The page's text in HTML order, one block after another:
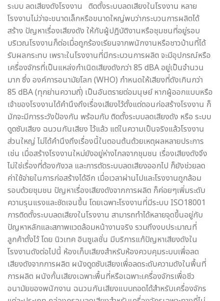
ระบบ ลดเสียงดังโรงงาน ติดตั้งระบบลดเสียงในโรงงาน หลาย
โรงงานไม่ว่าจะขนาดเล็กหรือขนาดใหญ่พบว่ากระบวนการผลิตได้
สร้าง ปัญหาเรื่องเสียงดัง ให้กับผู้ปฏิบัติงานหรือชุมชนที่อยู่รอบ
บริเวณโรงงานก็ต่อเมื่อถูกร้องเรียนจากพนักงานหรือชาวบ้านที่ได้
รับผลกระทบ เพราะในโรงงานที่มีกระบวนการผลิต จะมีอุปกรณ์หรือ
เครื่องจักรที่เป็นแหล่งกำเนิดเสียงดังกว่า 85 dBA อยู่เป็นจำนวน
มาก ซึ่ง องค์การอนามัยโลก (WHO) กำหนดให้เสียงที่ดังเกินกว่า
85 dBA (ทุกย่านความถี่) เป็นอันตรายต่อมนุษย์ หากผู้ออกแบบหรือ
เจ้าของโรงงานได้คำนึงถึงเรื่องเสียงไว้ตั้งแต่ตอนก่อสร้างโรงงาน ก็
มักจะมีการระวังป้องกัน พร้อมกับ ติดตั้งระบบลดเสียงดัง หรือ ระบบ
ดูดซับเสียง ฉนวนกันเสียง ไว้แล้ว แต่ในความเป็นจริงแล้วโรงงาน
ส่วนใหญ่ ไม่ได้คำนึงถึงเรื่องนี้ในตอนต้นด้วยเหตุผลหลายประการ
เช่น เมื่อสร้างโรงงานใหม่ยังอยู่ห่างไกลจากชุมชน เรื่องเสียงดังจึง
ไม่ใช่เรื่องที่ต้องกังวล และการตัดระบบลดเสียงออกไป ก็ยังช่วยลด
ค่าใช้จ่ายในการก่อสร้างได้อีก เมื่อเวลาผ่านไปและโรงงานถูกล้อม
รอบด้วยชุมชน ปัญหาเรื่องเสียงดังจากการผลิต ก็ค่อยๆเพิ่มระดับ
ความรุนแรงและชัดเจนขึ้น โดยเฉพาะโรงงานที่มีระบบ ISO18001
การติดตั้งระบบลดเสียงในโรงงาน สามารถทำได้หลายจุดขึ้นอยู่กับ
ปัญหาหลักและสภาพแวดล้อมหน้างานจริง รวมถึงงบประมาณที่
ลูกค้าตั้งไว้ โดย นิวเทค อินซูเลชั่น มีบริการแก้ปัญหาเสียงดังใน
โรงงานดังต่อไปนี้ ห้องเก็บเสียงสำหรับห้องควบคุมระบบเพื่อลด
เสียงดังจากการผลิต ผนังดูดซับเสียงเพื่อลดระดับความดังในพื้นที่
การผลิต ผนังกั้นเสียงเฉพาะพื้นที่หรือเฉพาะเครื่องจักรเพื่อชีว
อนามัยของพนักงาน ฉนวนกันเสียงแบบถอดได้สำหรับเครื่องจักร